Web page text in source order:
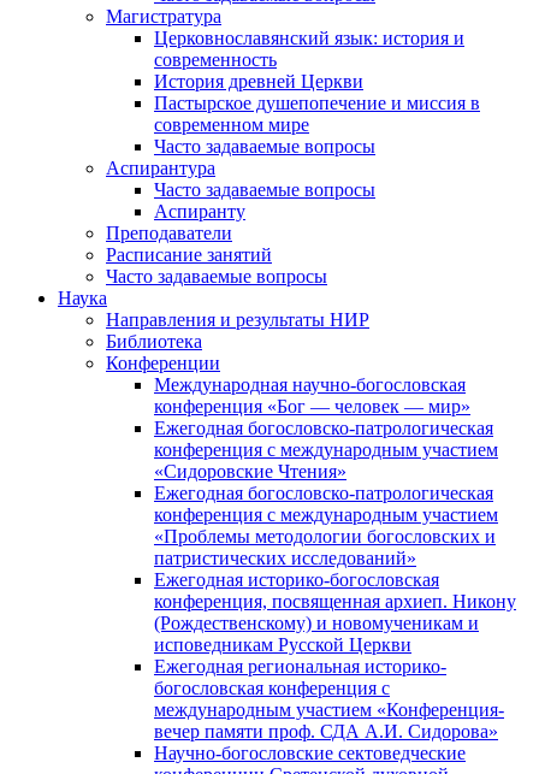
Магистратура
Церковнославянский язык: история и
современность
История древней Церкви
Пастырское душепопечение и миссия в
современном мире
Часто задаваемые вопросы
Аспирантура
Часто задаваемые вопросы
Аспиранту
Преподаватели
Расписание занятий
Часто задаваемые вопросы
Наука
Направления и результаты НИР
Библиотека
Конференции
Международная научно-богословская
конференция «Бог — человек — мир»
Ежегодная богословско-патрологическая
конференция с международным участием
«Сидоровские Чтения»
Ежегодная богословско-патрологическая
конференция с международным участием
«Проблемы методологии богословских и
патристических исследований»
Ежегодная историко-богословская
конференция, посвященная архиеп. Никону
(Рождественскому) и новомученикам и
исповедникам Русской Церкви
Ежегодная региональная историко-
богословская конференция с
международным участием «Конференция-
вечер памяти проф. СДА А.И. Сидорова»
Научно-богословские сектоведческие